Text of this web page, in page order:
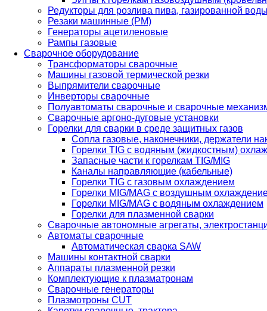
Редукторы для розлива пива, газированной
Резаки машинные (РМ)
Генераторы ацетиленовые
Рампы газовые
Сварочное оборудование
Трансформаторы сварочные
Машины газовой термической резки
Выпрямители сварочные
Инверторы сварочные
Полуавтоматы сварочные и сварочные
Сварочные аргоно-дуговые установки
Горелки для сварки в среде защитных газов
Сопла газовые, наконечники, держатели
Горелки TIG с водяным (жидкостным)
Запасные части к горелкам TIG/MIG
Каналы направляющие (кабельные)
Горелки TIG с газовым охлаждением
Горелки MIG/MAG с воздушным
Горелки MIG/MAG с водяным охлаждением
Горелки для плазменной сварки
Сварочные автономные агрегаты,
Автоматы сварочные
Автоматическая сварка SAW
Машины контактной сварки
Аппараты плазменной резки
Комплектующие к плазматронам
Сварочные генераторы
Плазмотроны CUT